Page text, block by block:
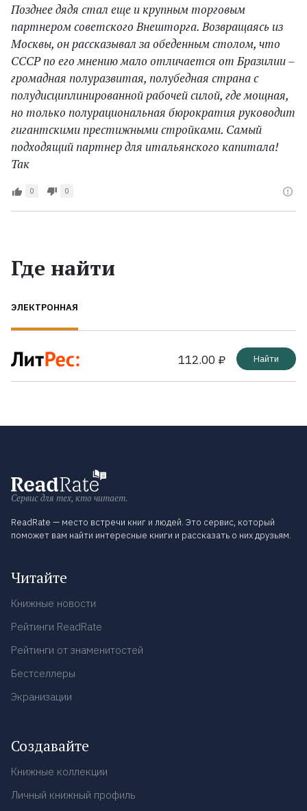
Позднее дядя стал еще и крупным торговым
партнером советского Внешторга. Возвращаясь из
Москвы, он рассказывал за обеденным столом, что
СССР по его мнению мало отличается от Бразилии –
громадная полуразвитая, полубедная страна с
полудисциплинированной рабочей силой, где мощная,
но только полурациональная бюрократия руководит
гигантскими престижными стройками. Самый
подходящий партнер для итальянского капитала!
Так
0 0
Где найти
ЭЛЕКТРОННАЯ
112.00 ₽ Найти
Сервис для тех, кто читает.
ReadRate — место встречи книг и людей. Это сервис, который
поможет вам найти интересные книги и рассказать о них друзьям.
Читайте
Книжные новости
Рейтинги ReadRate
Рейтинги от знаменитостей
Бестселлеры
Экранизации
Создавайте
Книжные коллекции
Личный книжный профиль